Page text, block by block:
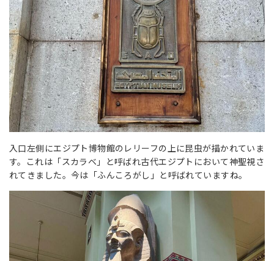
入口左側にエジプト博物館のレリーフの上に昆虫が描かれていま
す。これは「スカラベ」と呼ばれ古代エジプトにおいて神聖視さ
れてきました。今は「ふんころがし」と呼ばれていますね。